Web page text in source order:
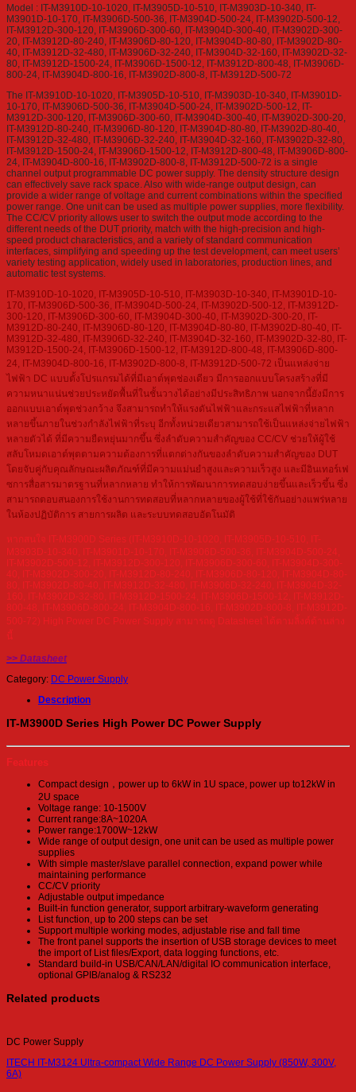
Model : IT-M3910D-10-1020, IT-M3905D-10-510, IT-M3903D-10-340, IT-
M3901D-10-170, IT-M3906D-500-36, IT-M3904D-500-24, IT-M3902D-500-12,
IT-M3912D-300-120, IT-M3906D-300-60, IT-M3904D-300-40, IT-M3902D-300-
20, IT-M3912D-80-240, IT-M3906D-80-120, IT-M3904D-80-80, IT-M3902D-80-
40, IT-M3912D-32-480, IT-M3906D-32-240, IT-M3904D-32-160, IT-M3902D-32-
80, IT-M3912D-1500-24, IT-M3906D-1500-12, IT-M3912D-800-48, IT-M3906D-
800-24, IT-M3904D-800-16, IT-M3902D-800-8, IT-M3912D-500-72
The IT-M3910D-10-1020, IT-M3905D-10-510, IT-M3903D-10-340, IT-M3901D-
10-170, IT-M3906D-500-36, IT-M3904D-500-24, IT-M3902D-500-12, IT-
M3912D-300-120, IT-M3906D-300-60, IT-M3904D-300-40, IT-M3902D-300-20,
IT-M3912D-80-240, IT-M3906D-80-120, IT-M3904D-80-80, IT-M3902D-80-40,
IT-M3912D-32-480, IT-M3906D-32-240, IT-M3904D-32-160, IT-M3902D-32-80,
IT-M3912D-1500-24, IT-M3906D-1500-12, IT-M3912D-800-48, IT-M3906D-800-
24, IT-M3904D-800-16, IT-M3902D-800-8, IT-M3912D-500-72 is a single
channel output programmable DC power supply. The density structure design
can effectively save rack space. Also with wide-range output design, can
provide a wider range of voltage and current combinations within the specified
power range. One unit can be used as multiple power supplies, more flexibility.
The CC/CV priority allows user to switch the output mode according to the
different needs of the DUT priority, match with the high-precision and high-
speed product characteristics, and a variety of standard communication
interfaces, simplifying and speeding up the test development, can meet users’
variety testing application, widely used in laboratories, production lines, and
automatic test systems.
IT-M3910D-10-1020, IT-M3905D-10-510, IT-M3903D-10-340, IT-M3901D-10-
170, IT-M3906D-500-36, IT-M3904D-500-24, IT-M3902D-500-12, IT-M3912D-
300-120, IT-M3906D-300-60, IT-M3904D-300-40, IT-M3902D-300-20, IT-
M3912D-80-240, IT-M3906D-80-120, IT-M3904D-80-80, IT-M3902D-80-40, IT-
M3912D-32-480, IT-M3906D-32-240, IT-M3904D-32-160, IT-M3902D-32-80, IT-
M3912D-1500-24, IT-M3906D-1500-12, IT-M3912D-800-48, IT-M3906D-800-
24, IT-M3904D-800-16, IT-M3902D-800-8, IT-M3912D-500-72 เป็นแหล่งจ่าย
ไฟฟ้า DC แบบตั้งโปรแกรมได้ที่มีเอาต์พุตช่องเดียว มีการออกแบบโครงสร้างที่มี
ความหนาแน่นช่วยประหยัดพื้นที่ในชั้นวางได้อย่างมีประสิทธิภาพ นอกจากนี้ยังมีการ
ออกแบบเอาต์พุตช่วงกว้าง จึงสามารถทำให้แรงดันไฟฟ้าและกระแสไฟฟ้าที่หลาก
หลายขึ้นภายในช่วงกำลังไฟฟ้าที่ระบุ อีกทั้งหน่วยเดียวสามารถใช้เป็นแหล่งจ่ายไฟฟ้า
หลายตัวได้ ที่มีความยืดหยุ่นมากขึ้น ซึ่งลำดับความสำคัญของ CC/CV ช่วยให้ผู้ใช้
สลับโหมดเอาต์พุตตามความต้องการที่แตกต่างกันของลำดับความสำคัญของ DUT
โดยจับคู่กับคุณลักษณะผลิตภัณฑ์ที่มีความแม่นยำสูงและความเร็วสูง และมีอินเทอร์เฟ
ซการสื่อสารมาตรฐานที่หลากหลาย ทำให้การพัฒนาการทดสอบง่ายขึ้นและเร็วขึ้น ซึ่ง
สามารถตอบสนองการใช้งานการทดสอบที่หลากหลายของผู้ใช้ที่ใช้กันอย่างแพร่หลาย
ในห้องปฏิบัติการ สายการผลิต และระบบทดสอบอัตโนมัติ
หากสนใจ IT-M3900D Series (IT-M3910D-10-1020, IT-M3905D-10-510, IT-
M3903D-10-340, IT-M3901D-10-170, IT-M3906D-500-36, IT-M3904D-500-24,
IT-M3902D-500-12, IT-M3912D-300-120, IT-M3906D-300-60, IT-M3904D-300-
40, IT-M3902D-300-20, IT-M3912D-80-240, IT-M3906D-80-120, IT-M3904D-80-
80, IT-M3902D-80-40, IT-M3912D-32-480, IT-M3906D-32-240, IT-M3904D-32-
160, IT-M3902D-32-80, IT-M3912D-1500-24, IT-M3906D-1500-12, IT-M3912D-
800-48, IT-M3906D-800-24, IT-M3904D-800-16, IT-M3902D-800-8, IT-M3912D-
500-72) High Power DC Power Supply สามารถดู Datasheet ได้ตามลิ้งค์ด้านล่าง
นี้
>> Datasheet
Category: DC Power Supply
Description
IT-M3900D Series High Power DC Power Supply
Features
Compact design，power up to 6kW in 1U space, power up to12kW in
2U space
Voltage range: 10-1500V
Current range:8A~1020A
Power range:1700W~12kW
Wide range of output design, one unit can be used as multiple power
supplies
With simple master/slave parallel connection, expand power while
maintaining performance
CC/CV priority
Adjustable output impedance
Built-in function generator, support arbitrary-waveform generating
List function, up to 200 steps can be set
Support multiple working modes, adjustable rise and fall time
The front panel supports the insertion of USB storage devices to meet
the import of List files/Export, data logging functions, etc.
Standard build-in USB/CAN/LAN/digital IO communication interface,
optional GPIB/analog & RS232
Related products
DC Power Supply
ITECH IT-M3124 Ultra-compact Wide Range DC Power Supply (850W, 300V,
6A)